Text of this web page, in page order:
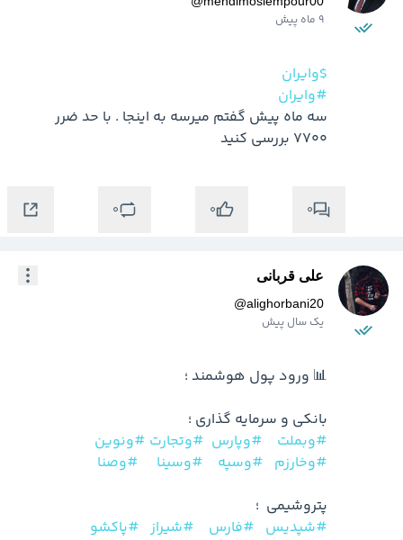
9 ماه پیش
$وایران
#وایران
7700 بررسی کنید
0
0
0
علی قربانی
@alighorbani20
یک سال پیش
بانکی و سرمایه گذاری ؛
#وبملت
#وپارس #وتجارت #ونوین
#وخارزم #وسپه #وسینا
#وصنا
پتروشیمی  ؛
#شپدیس #فارس #شیراز #پاکشو